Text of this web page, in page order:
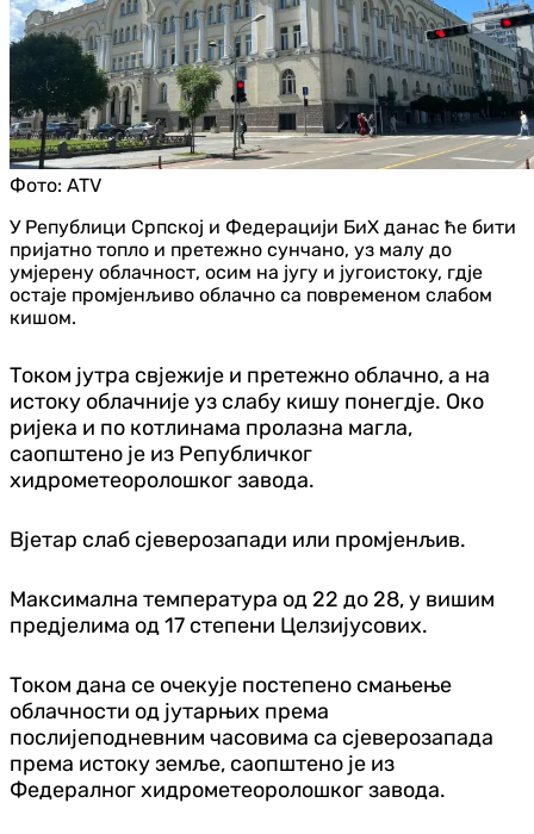
Фото: ATV
У Републици Српској и Федерацији БиХ данас ће бити
пријатно топло и претежно сунчано, уз малу до
умјерену облачност, осим на југу и југоистоку, гд‌је
остаје промјенљиво облачно са повременом слабом
кишом.
Током јутра свјежије и претежно облачно, а на
истоку облачније уз слабу кишу понегд‌је. Око
ријека и по котлинама пролазна магла,
саопштено је из Републичког
хидрометеоролошког завода.
Вјетар слаб сјеверозапади или промјенљив.
Максимална температура од 22 до 28, у вишим
пред‌јелима од 17 степени Целзијусових.
Током дана се очекује постепено смањење
облачности од јутарњих према
послијеподневним часовима са сјеверозапада
према истоку земље, саопштено је из
Федералног хидрометеоролошког завода.